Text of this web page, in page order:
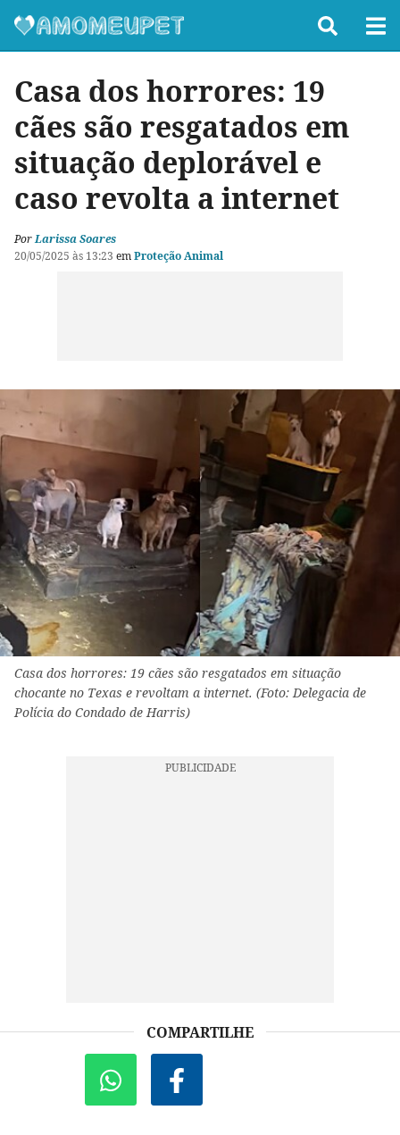
Casa dos horrores: 19
cães são resgatados em
situação deplorável e
caso revolta a internet
PorLarissa Soares
20/05/2025 às 13:23 emProteção Animal
Casa dos horrores: 19 cães são resgatados em situação
chocante no Texas e revoltam a internet. (Foto: Delegacia de
Polícia do Condado de Harris)
COMPARTILHE